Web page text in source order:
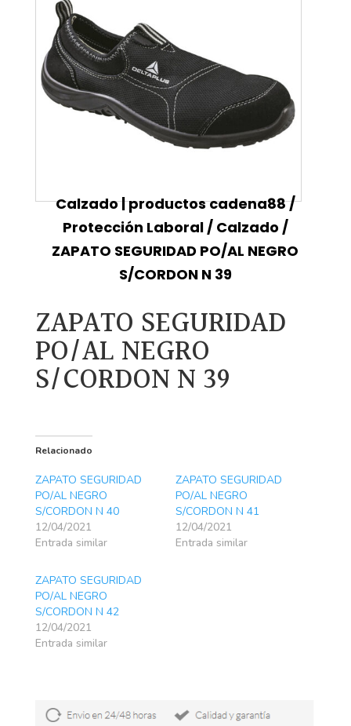
Calzado | productos cadena88/
Protección Laboral/ Calzado /
ZAPATO SEGURIDAD PO/AL NEGRO
S/CORDON N 39
ZAPATO SEGURIDAD
PO/AL NEGRO
S/CORDON N 39
Relacionado
ZAPATO SEGURIDAD
PO/AL NEGRO
S/CORDON N 40
12/04/2021
Entrada similar
ZAPATO SEGURIDAD
PO/AL NEGRO
S/CORDON N 41
12/04/2021
Entrada similar
ZAPATO SEGURIDAD
PO/AL NEGRO
S/CORDON N 42
12/04/2021
Entrada similar